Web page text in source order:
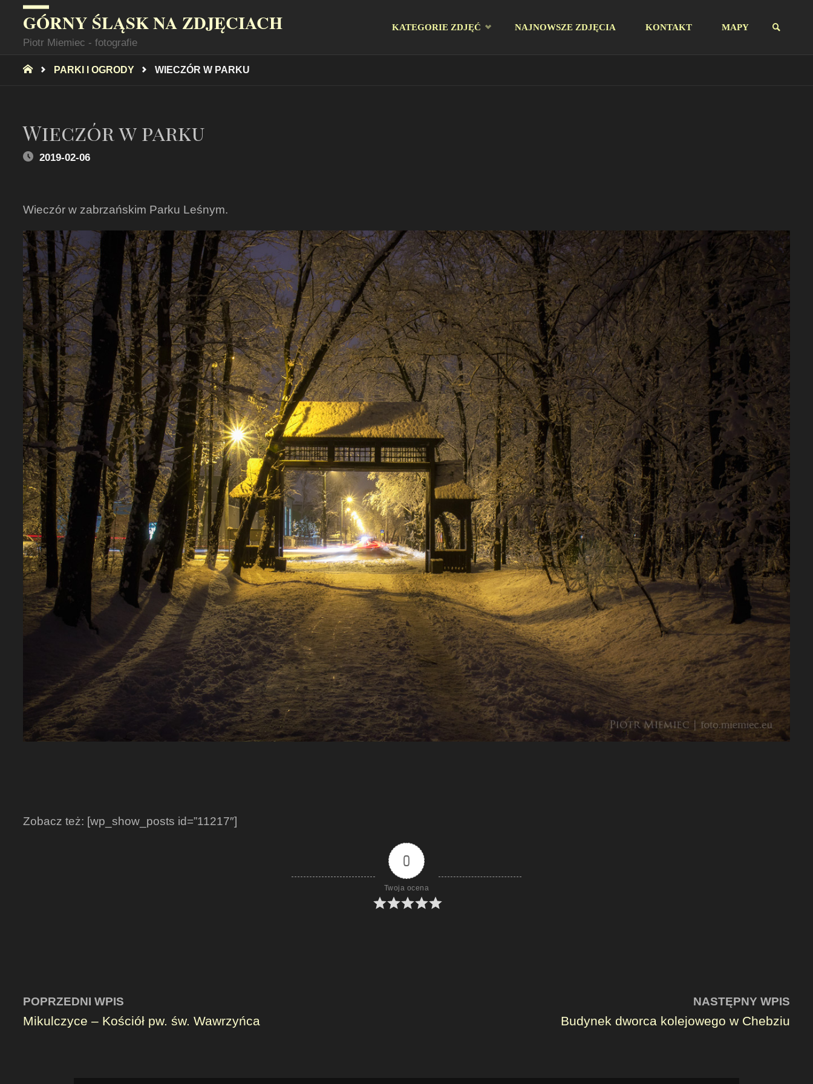
GÓRNY ŚLĄSK NA ZDJĘCIACH
Piotr Miemiec - fotografie
KATEGORIE ZDJĘĆ NAJNOWSZE ZDJĘCIA KONTAKT MAPY
STRONA
PARKI I OGRODY WIECZÓR W PARKU
Wieczór w parku
2019-02-06
Wieczór w zabrzańskim Parku Leśnym.
Zobacz też: [wp_show_posts id=”11217″]
0
Twoja ocena
POPRZEDNI WPIS
Mikulczyce – Kościół pw. św. Wawrzyńca
NASTĘPNY WPIS
Budynek dworca kolejowego w Chebziu